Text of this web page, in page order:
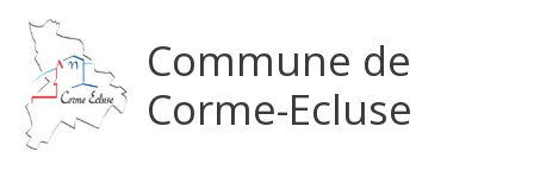
Commune de
Corme-Ecluse